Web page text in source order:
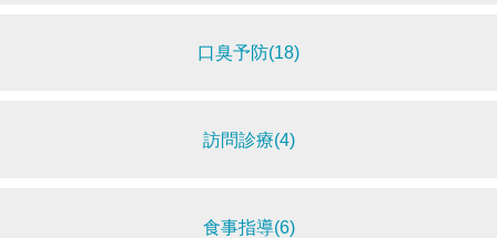
口臭予防(18)
訪問診療(4)
食事指導(6)